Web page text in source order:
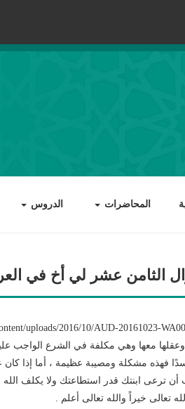
المحاضرات الدروس
الثامن عشر لي أخ في
معها وهي مكلفة في الشرع الواجب
فهذه مشكلة ومصيبة عظيمة ، أما إذا
أن ترعى ابنتك قدر استطاعتك ولا يكلف
تعالى خيراً والله تعالى أعلم .